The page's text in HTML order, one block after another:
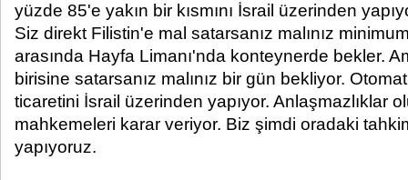
yüzde 85'e yakın bir kısmını İsrail üzerinden
Siz direkt Filistin'e mal satarsanız malınız
arasında Hayfa Limanı'nda konteynerde bekler.
birisine satarsanız malınız bir gün bekliyor.
ticaretini İsrail üzerinden yapıyor. Anlaşmazlıklar
mahkemeleri karar veriyor. Biz şimdi oradaki
yapıyoruz.